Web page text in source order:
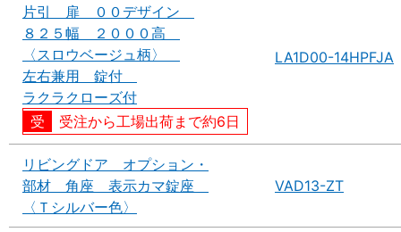
片引 扉 ００デザイン
８２５幅 ２０００高
〈スロウベージュ柄〉
左右兼用 錠付
ラクラクローズ付
受注から工場出荷まで約6日
LA1D00-14HPFJA
リビングドア オプション・
部材 角座 表示カマ錠座
〈Ｔシルバー色〉
VAD13-ZT